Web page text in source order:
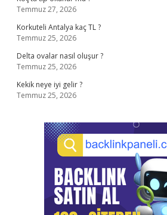
Temmuz 27, 2026
Korkuteli Antalya kaç TL ?
Temmuz 25, 2026
Delta ovalar nasıl oluşur ?
Temmuz 25, 2026
Kekik neye iyi gelir ?
Temmuz 25, 2026